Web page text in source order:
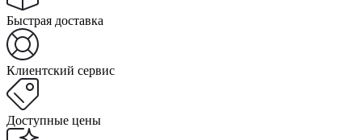
Быстрая доставка
Клиентский сервис
Доступные цены